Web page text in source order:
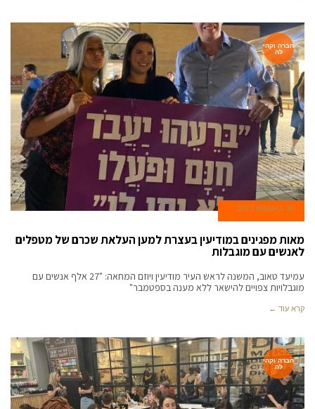
חברה וקהי
לה
30 באוגוסט 2023
מאות מפגינים במודיעין בעצרת למען העלאת שכרם של מטפלים
לאנשים עם מוגבלות
עמיעד טאוב, המשנה לראש העיר מודיעין ויוזם המחאה: "27 אלף אנשים עם
מוגבלויות צפויים להישאר ללא מענה בספטמבר"
קרא עוד ←
חברה וקהי
לה